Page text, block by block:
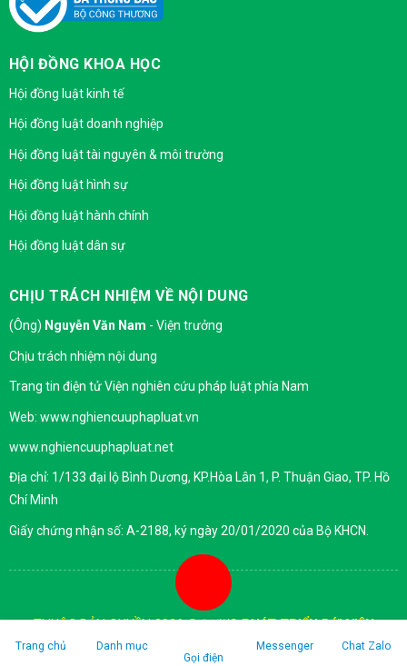
HỘI ĐỒNG KHOA HỌC
Hội đồng luật kinh tế
Hội đồng luật doanh nghiệp
Hội đồng luật tài nguyên & môi trường
Hội đồng luật hình sự
Hội đồng luật hành chính
Hội đồng luật dân sự
CHỊU TRÁCH NHIỆM VỀ NỘI DUNG
(Ông) Nguyễn Văn Nam - Viện trưởng
Chịu trách nhiệm nội dung
Trang tin điện tử Viện nghiên cứu pháp luật phía Nam
Web: www.nghiencuuphapluat.vn
www.nghiencuuphapluat.net
Địa chỉ: 1/133 đại lộ Bình Dương, KP.Hòa Lân 1, P. Thuận Giao, TP. Hồ
Chí Minh
Giấy chứng nhận số: A-2188, ký ngày 20/01/2020 của Bộ KHCN.
THUỘC BẢN QUYỀN 2026 ©ĐƯỢC PHÁT TRIỂN BỚI VIỆN
NGHIÊN CỨU PHÁP LUẬT PHÍA NAM
Trang chủ
Danh mục
Gọi điện
Messenger Chat Zalo